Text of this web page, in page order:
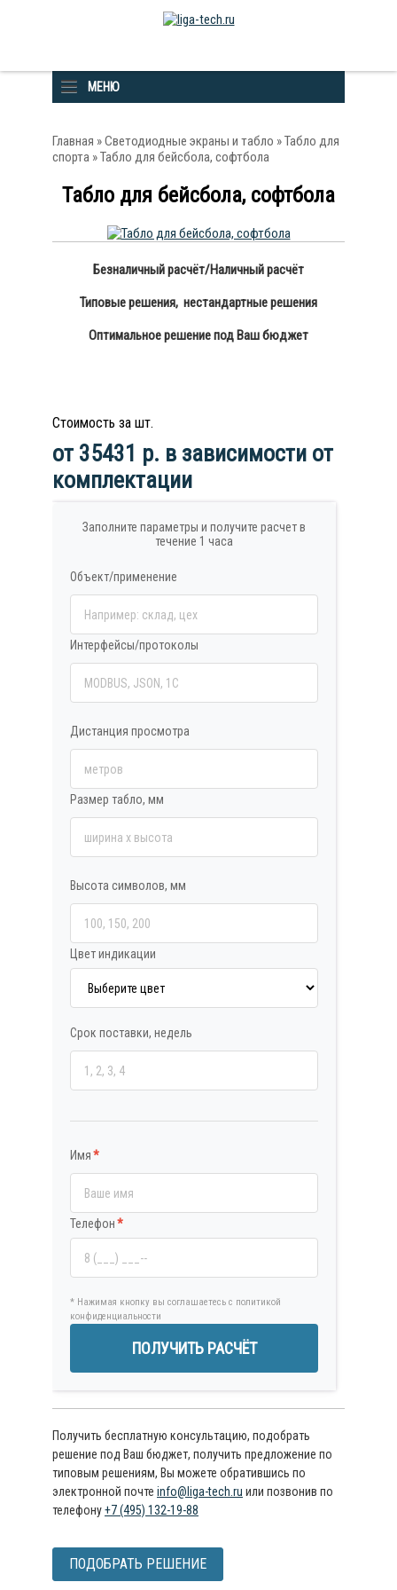
МЕНЮ
Главная »Светодиодные экраны и табло »Табло для
спорта » Табло для бейсбола, софтбола
Табло для бейсбола, софтбола
Безналичный расчёт/Наличный расчёт
Типовые решения, нестандартные решения
Оптимальное решение под Ваш бюджет
Стоимость за шт.
от 35431 р. в зависимости от
комплектации
Заполните параметры и получите расчет в
течение 1 часа
Объект/применение
Интерфейсы/протоколы
Дистанция просмотра
Размер табло, мм
Высота символов, мм
Цвет индикации
Срок поставки, недель
Имя*
Телефон*
* Нажимая кнопку вы соглашаетесь с политикой
конфиденциальности
ПОЛУЧИТЬ РАСЧЁТ
Получить бесплатную консультацию, подобрать
решение под Ваш бюджет, получить предложение по
типовым решениям, Вы можете обратившись по
электронной почте info@liga-tech.ru или позвонив по
телефону+7 (495) 132-19-88
ПОДОБРАТЬ РЕШЕНИЕ